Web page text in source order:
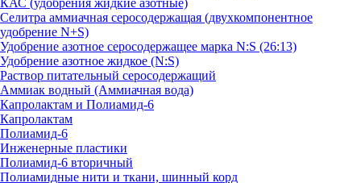
Селитра аммиачная серосодержащая (двухкомпонентное
удобрение N+S)
Удобрение азотное серосодержащее марка N:S (26:13)
Удобрение азотное жидкое (N:S)
Раствор питательный серосодержащий
Аммиак водный (Аммиачная вода)
Капролактам и Полиамид-6
Капролактам
Полиамид-6
Инженерные пластики
Полиамид-6 вторичный
Полиамидные нити и ткани, шинный корд